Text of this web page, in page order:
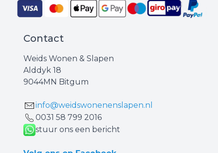
Contact
Weids Wonen & Slapen
Alddyk 18
9044MN Bitgum
info@weidswonenenslapen.nl
0031 ‪58 799 2016‬
stuur ons een bericht